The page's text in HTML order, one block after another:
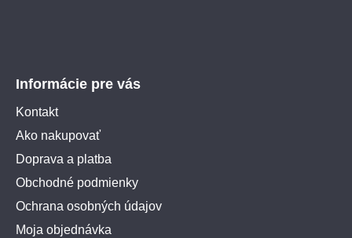
Informácie pre vás
Kontakt
Ako nakupovať
Doprava a platba
Obchodné podmienky
Ochrana osobných údajov
Moja objednávka